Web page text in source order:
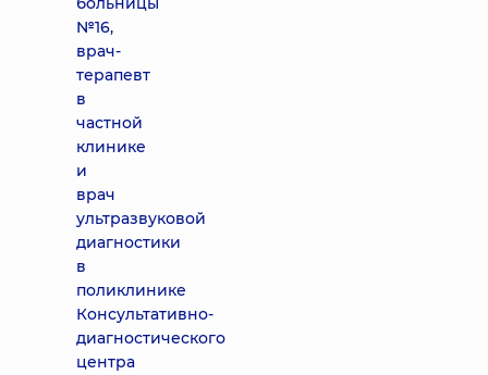
№16,
врач-
терапевт
в
частной
клинике
и
врач
ультразвуковой
диагностики
в
поликлинике
Консультативно-
диагностического
центра